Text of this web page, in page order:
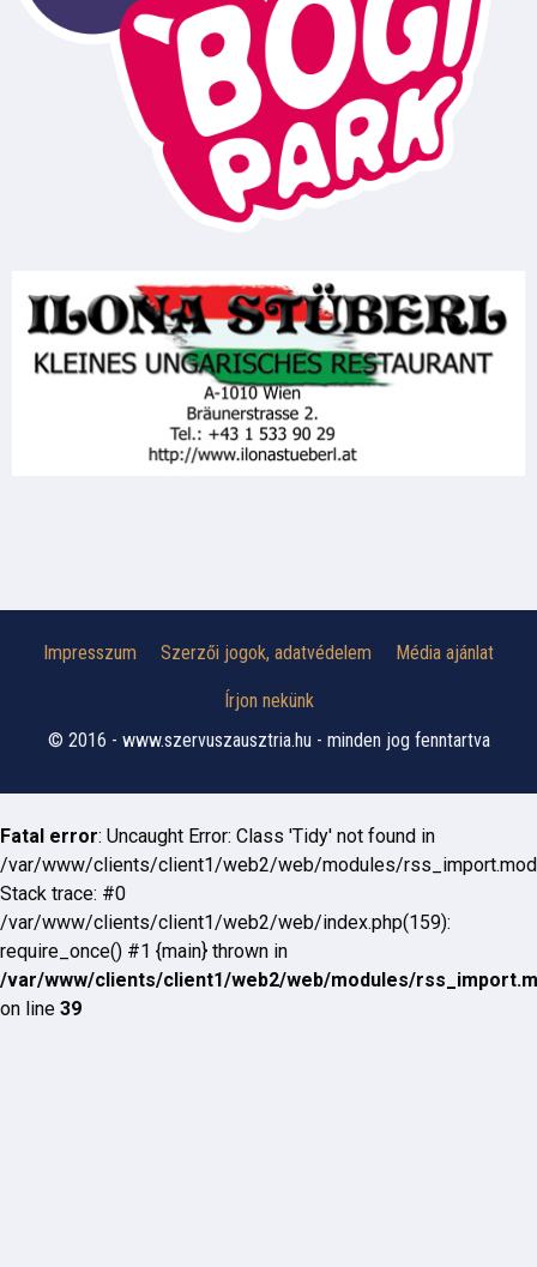
Impresszum Szerzői jogok, adatvédelem Média ajánlat
Írjon nekünk
© 2016 - www.szervuszausztria.hu - minden jog fenntartva
Fatal error: Uncaught Error: Class 'Tidy' not found in
/var/www/clients/client1/web2/web/modules/
Stack trace: #0
/var/www/clients/client1/web2/web/index.php(159):
require_once() #1 {main} thrown in
/var/www/clients/client1/web2/web/modules/
on line 39